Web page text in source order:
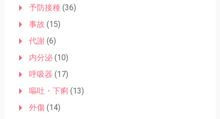
予防接種(36)
事故 (15)
代謝(6)
内分泌(10)
呼吸器 (17)
嘔吐・下痢 (13)
外傷(14)